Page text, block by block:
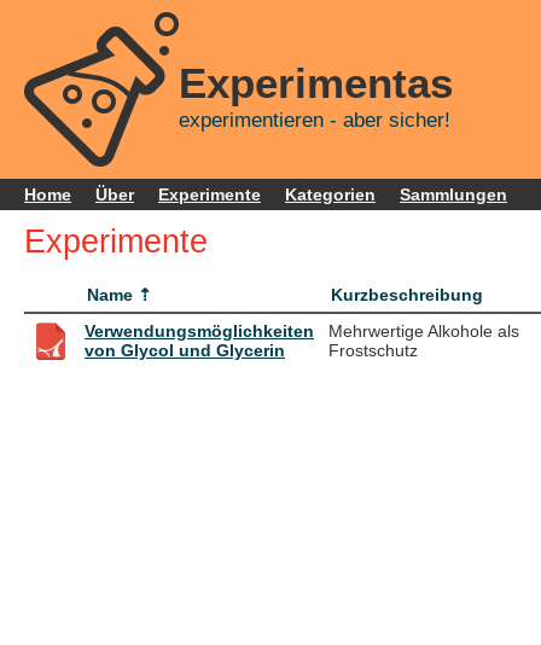
Experimentas
experimentieren - aber sicher!
Home Über Experimente Kategorien Sammlungen
Experimente
Name
Kurzbeschreibung
Verwendungsmöglichkeiten
von Glycol und Glycerin
Mehrwertige Alkohole als
Frostschutz